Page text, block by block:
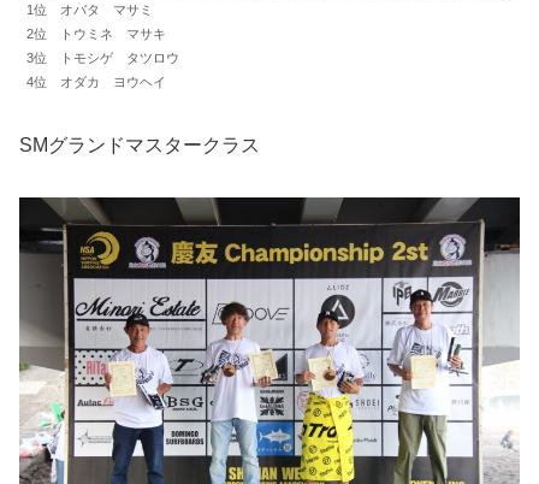
1位 オバタ マサミ
2位 トウミネ マサキ
3位 トモシゲ タツロウ
4位 オダカ ヨウヘイ
SMグランドマスタークラス